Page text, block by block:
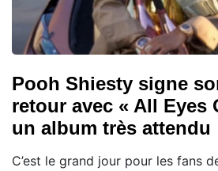
Pooh Shiesty signe
retour avec « All Eyes
un album très attendu
C’est le grand jour pour les fans